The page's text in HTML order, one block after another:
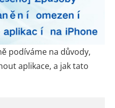
podíváme na důvody,
aplikace, a jak tato